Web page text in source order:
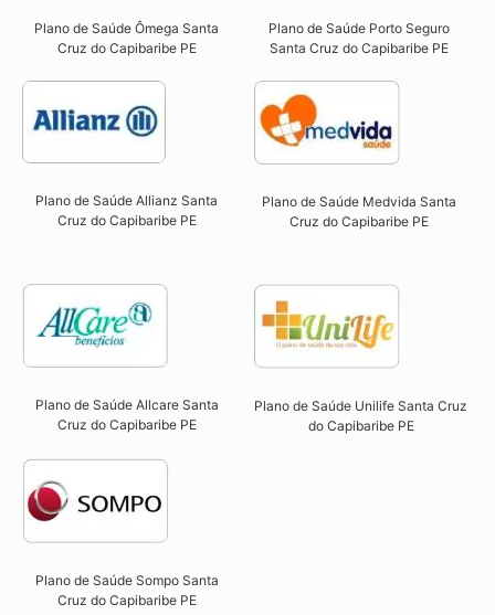
Plano de Saúde Ômega Santa
Cruz do Capibaribe PE​
Plano de Saúde Porto Seguro
Santa Cruz do Capibaribe PE​
Plano de Saúde Allianz Santa
Cruz do Capibaribe PE​
Plano de Saúde Medvida Santa
Cruz do Capibaribe PE
Plano de Saúde Allcare Santa
Cruz do Capibaribe PE​
Plano de Saúde Unilife Santa Cruz
do Capibaribe PE​
Plano de Saúde Sompo Santa
Cruz do Capibaribe PE​